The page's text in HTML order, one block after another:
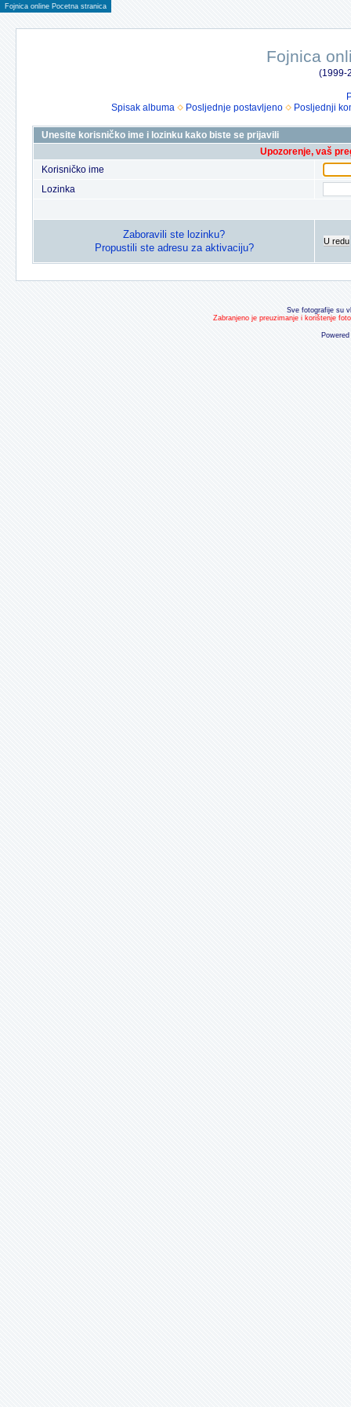
Fojnica online Pocetna stranica
Fojnica
(1999-
Spisak albuma
Posljednje postavljeno Posljednji
Unesite korisničko ime i lozinku kako biste se prijavili
Upozorenje, vaš
Korisničko ime
Lozinka
Zaboravili ste lozinku?
Propustili ste adresu za aktivaciju?
U redu
Sve fotografije su
Zabranjeno je preuzimanje i korištenje